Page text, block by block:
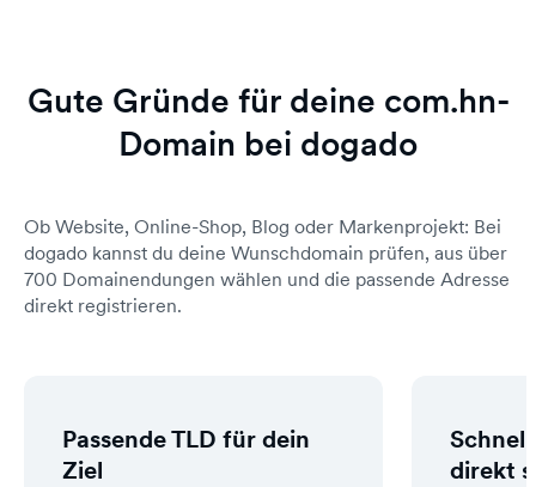
Gute Gründe für deine com.hn-
Domain bei dogado
Ob Website, Online-Shop, Blog oder Markenprojekt: Bei
dogado kannst du deine Wunschdomain prüfen, aus über
700 Domainendungen wählen und die passende Adresse
direkt registrieren.
Passende TLD für dein
Ziel
direkt